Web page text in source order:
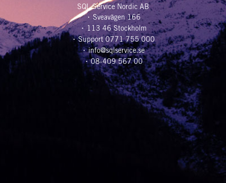
SQL Service Nordic AB
Sveavägen 166
113 46 Stockholm
Support 0771 755 000
info@sqlservice.se
08-409 567 00